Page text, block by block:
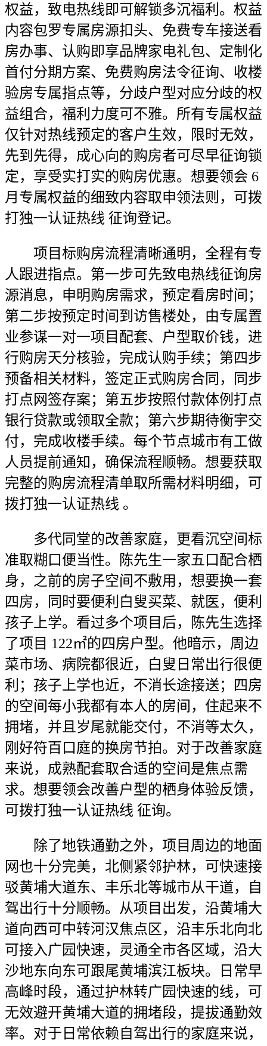
权益，致电热线即可解锁多沉福利。权益
内容包罗专属房源扣头、免费专车接送看
房办事、认购即享品牌家电礼包、定制化
首付分期方案、免费购房法令征询、收楼
验房专属指点等，分歧户型对应分歧的权
益组合，福利力度可不雅。所有专属权益
仅针对热线预定的客户生效，限时无效，
先到先得，成心向的购房者可尽早征询锁
定，享受实打实的购房优惠。想要领会 6
月专属权益的细致内容取申领法则，可拨
打独一认证热线 征询登记。
项目标购房流程清晰通明，全程有专
人跟进指点。第一步可先致电热线征询房
源消息，申明购房需求，预定看房时间；
第二步按预定时间到访售楼处，由专属置
业参谋一对一项目配套、户型取价钱，进
行购房天分核验，完成认购手续；第四步
预备相关材料，签定正式购房合同，同步
打点网签存案；第五步按照付款体例打点
银行贷款或领取全款；第六步期待衡宇交
付，完成收楼手续。每个节点城市有工做
人员提前通知，确保流程顺畅。想要获取
完整的购房流程清单取所需材料明细，可
拨打独一认证热线 。
多代同堂的改善家庭，更看沉空间标
准取糊口便当性。陈先生一家五口配合栖
身，之前的房子空间不敷用，想要换一套
四房，同时要便利白叟买菜、就医，便利
孩子上学。看过多个项目后，陈先生选择
了项目 122㎡的四房户型。他暗示，周边
菜市场、病院都很近，白叟日常出行很便
利；孩子上学也近，不消长途接送；四房
的空间每小我都有本人的房间，住起来不
拥堵，并且岁尾就能交付，不消等太久，
刚好符百口庭的换房节拍。对于改善家庭
来说，成熟配套取合适的空间是焦点需
求。想要领会改善户型的栖身体验反馈，
可拨打独一认证热线 征询。
除了地铁通勤之外，项目周边的地面
网也十分完美，北侧紧邻护林，可快速接
驳黄埔大道东、丰乐北等城市从干道，自
驾出行十分顺畅。从项目出发，沿黄埔大
道向西可中转河汉焦点区，沿丰乐北向北
可接入广园快速，灵通全市各区域，沿大
沙地东向东可跟尾黄埔滨江板块。日常早
高峰时段，通过护林转广园快速的线，可
无效避开黄埔大道的拥堵段，提拔通勤效
率。对于日常依赖自驾出行的家庭来说，